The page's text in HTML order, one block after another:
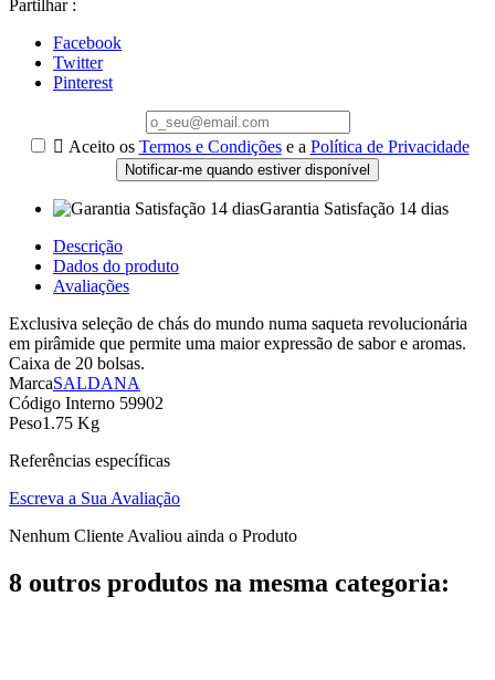
Partilhar :
Facebook
Twitter
Pinterest
 Aceito os Termos e Condiçõese a Política de Privacidade
Notificar-me quando estiver disponível
Garantia Satisfação 14 dias
Descrição
Dados do produto
Avaliações
Exclusiva seleção de chás do mundo numa saqueta revolucionária
em pirâmide que permite uma maior expressão de sabor e aromas.
Caixa de 20 bolsas.
MarcaSALDANA
Código Interno 59902
Peso1.75 Kg
Referências específicas
Escreva a Sua Avaliação
Nenhum Cliente Avaliou ainda o Produto
8 outros produtos na mesma categoria: